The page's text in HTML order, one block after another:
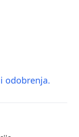
odobrenja.